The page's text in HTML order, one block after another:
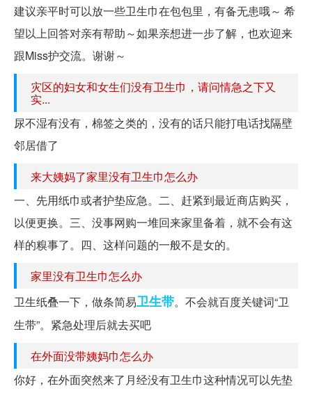
建议亲平时可以放一些卫生巾在包包里，有备无患哦～ 希
望以上回答对亲有帮助～如果亲想进一步了解，也欢迎来
跟Miss护交流。谢谢～
灾区的妇女和女生们没有卫生巾，请问情急之下又
实...
尿不湿有没有，棉签之类的，没有的话只能打电话找隔壁
邻居借了
来大姨妈了家里没有卫生巾怎么办
一、先用纸巾或者护垫应急。二、赶紧到最近商店购买，
以便更换。三、没事网购一堆回来家里备着，就不会有这
样的糗事了。四、这样问题的一般不是女的。
家里没有卫生巾怎么办
卫生纸叠一下，做条简易卫生带。不会就百度关键词“卫
生带”。紧急处理后就去买吧
在外面没带姨妈巾怎么办
你好，在外面突然来了月经没有卫生巾这种情况可以先垫